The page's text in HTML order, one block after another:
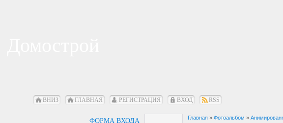
ВНИЗ ГЛАВНАЯ РЕГИСТРАЦИЯ ВХОД RSS
ФОРМА ВХОДА Главная » Фотоальбом »